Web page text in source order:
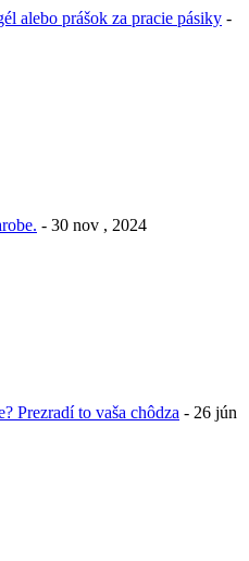
alebo prášok za pracie pásiky -
- 30 nov , 2024
Prezradí to vaša chôdza - 26 jún